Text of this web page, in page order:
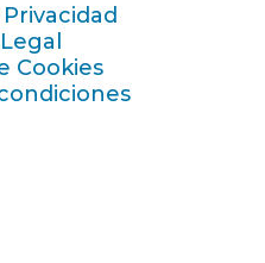
Cookies